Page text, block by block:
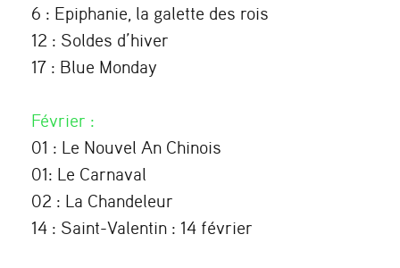
6 : Epiphanie, la galette des rois
12 : Soldes d’hiver
17 : Blue Monday
Février :
01 : Le Nouvel An Chinois
01: Le Carnaval
02 : La Chandeleur
14 : Saint-Valentin : 14 février